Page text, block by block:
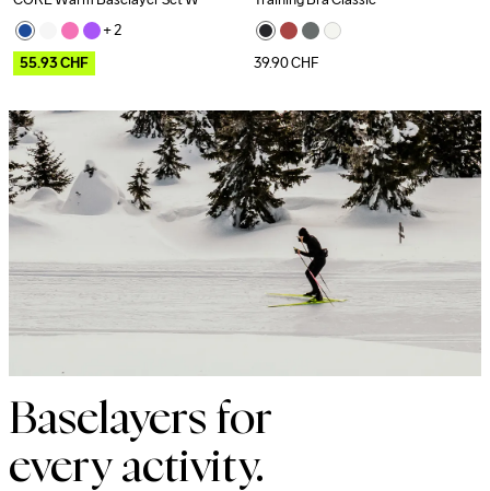
Outlet
+ 2
55.93CHF
Baselayers for
every activity.
39.90CHF